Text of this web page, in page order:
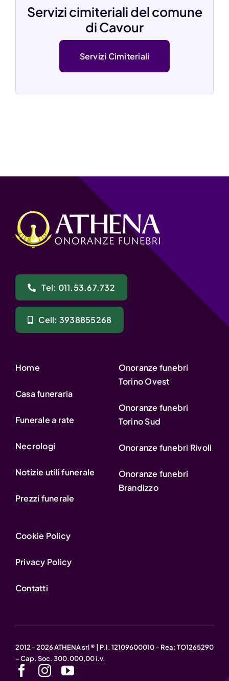
Servizi cimiteriali del comune
di Cavour
Servizi Cimiteriali
Tel: 011.53.67.732
Cell: 3938855268
Home
Casa funeraria
Funerale a rate
Necrologi
Notizie utili funerale
Prezzi funerale
Onoranze funebri
Torino Ovest
Onoranze funebri
Torino Sud
Onoranze funebri Rivoli
Onoranze funebri
Brandizzo
Cookie Policy
Privacy Policy
Contatti
2012 - 2026 ATHENA srl ® | P.I. 12109600010 – Rea: TO1265290
– Cap. Soc. 300.000,00 i.v.